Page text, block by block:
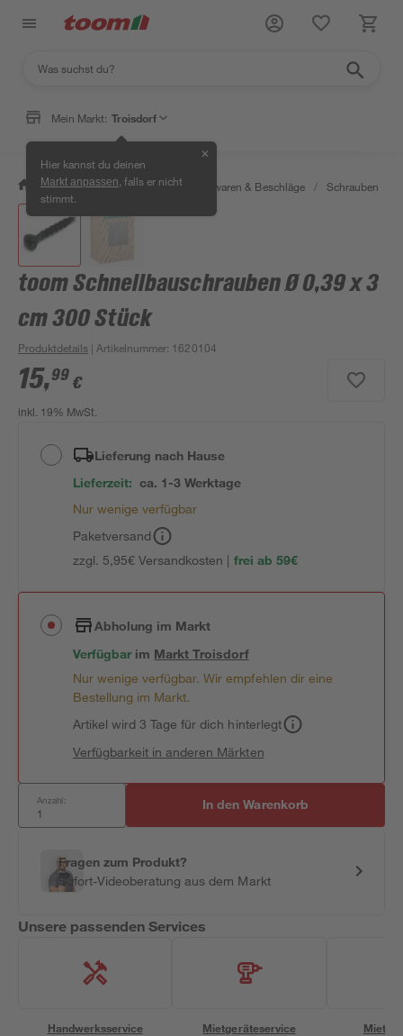
Mein Markt: Troisdorf
Hier kannst du deinen
Markt anpassen , falls er nicht
stimmt.
✕
/ Werkstatt & Maschinen / Eisenwaren & Beschläge / Schrauben
toom Schnellbauschrauben Ø 0,39 x 3
cm 300 Stück
Produktdetails | Artikelnummer: 1620104
15,99 €
inkl. 19% MwSt.
Lieferung nach Hause
Lieferzeit: ca. 1-3 Werktage
Nur wenige verfügbar
Paketversand
zzgl. 5,95€ Versandkosten | frei ab 59€
Abholung im Markt
Verfügbar im MarktTroisdorf
Nur wenige verfügbar. Wir empfehlen dir eine
Bestellung im Markt.
Artikel wird 3 Tage für dich hinterlegt
Verfügbarkeit in anderen Märkten
Anzahl: In den Warenkorb
Fragen zum Produkt?
Sofort-Videoberatung aus dem Markt
Unsere passenden Services
Handwerksservice Mietgeräteservice